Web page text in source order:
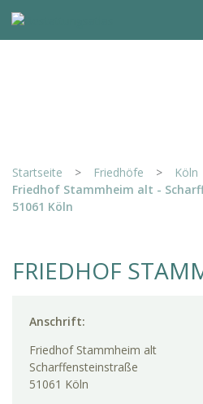
Startseite > Friedhöfe > Köln
Friedhof Stammheim alt -
51061 Köln
FRIEDHOF
Anschrift:
Friedhof Stammheim alt
Scharffensteinstraße
51061 Köln